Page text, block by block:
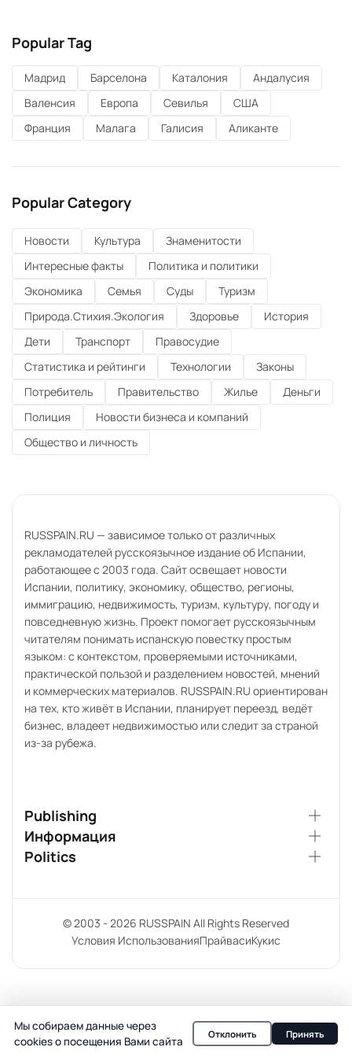
Popular Tag
Мадрид Барселона Каталония
Андалусия
Валенсия
Европа Севилья
США
Франция
Малага Галисия Аликанте
Popular Category
Новости Культура
Знаменитости
Интересные факты
Политика и политики
Экономика
Семья Суды
Туризм
Природа.Стихия.Экология
Здоровье
История
Дети
Транспорт
Правосудие
Статистика и рейтинги
Технологии
Законы
Потребитель
Правительство Жилье
Деньги
Полиция
Новости бизнеса и компаний
Общество и личность
RUSSPAIN.RU — зависимое только от различных
рекламодателей русскоязычное издание об Испании,
работающее с 2003 года. Сайт освещает новости
Испании, политику, экономику, общество, регионы,
иммиграцию, недвижимость, туризм, культуру, погоду и
повседневную жизнь. Проект помогает русскоязычным
читателям понимать испанскую повестку простым
языком: с контекстом, проверяемыми источниками,
практической пользой и разделением новостей, мнений
и коммерческих материалов. RUSSPAIN.RU ориентирован
на тех, кто живёт в Испании, планирует переезд, ведёт
бизнес, владеет недвижимостью или следит за страной
из-за рубежа.
Publishing
Информация
Politics
© 2003 - 2026 RUSSPAIN All Rights Reserved
Условия ИспользованияПрайвасиКукис
Мы собираем данные через
cookies о посещения Вами сайта
Отклонить Принять